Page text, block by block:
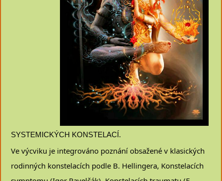
SYSTEMICKÝCH KONSTELACÍ.
Ve výcviku je integrováno poznání obsažené v klasických
rodinných konstelacích podle B. Hellingera, Konstelacích